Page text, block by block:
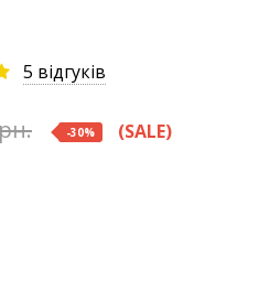
5 відгуків
-30% (SALE)